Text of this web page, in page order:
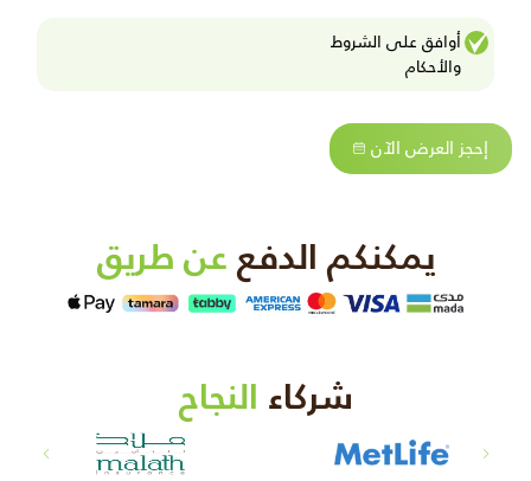
أوافق على الشروط
واﻷحكام
إحجز العرض الآن
يمكنكم الدفععن طريق
شركاء النجاح